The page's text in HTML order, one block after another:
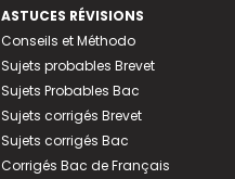
ASTUCES RÉVISIONS
Conseils et Méthodo
Sujets probables Brevet
Sujets Probables Bac
Sujets corrigés Brevet
Sujets corrigés Bac
Corrigés Bac de Français